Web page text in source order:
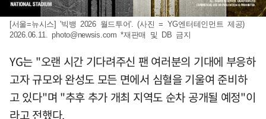
[서울=뉴시스] '빅뱅 2026 월드투어'. (사진 = YG엔터테인먼트 제공)
2026.06.11.photo@newsis.com *재판매 및 DB 금지
YG는 "오랜 시간 기다려주신 팬 여러분의 기대에 부응하
고자 규모와 완성도 모든 면에서 심혈을 기울여 준비하
고 있다"며 "추후 추가 개최 지역도 순차 공개될 예정"이
라고 전했다.